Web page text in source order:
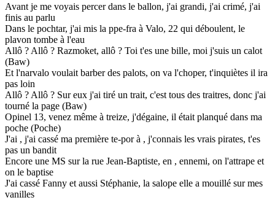
Avant je me voyais percer dans le ballon, j'ai grandi, j'ai crimé, j'ai
finis au parlu
Dans le pochtar, j'ai mis la ppe-fra à Valo, 22 qui déboulent, le
plavon tombe à l'eau
Allô ? Allô ? Razmoket, allô ? Toi t'es une bille, moi j'suis un calot
(Baw)
Et l'narvalo voulait barber des palots, on va l'choper, t'inquiètes il ira
pas loin
Allô ? Allô ? Sur eux j'ai tiré un trait, c'est tous des traitres, donc j'ai
tourné la page (Baw)
Opinel 13, venez même à treize, j'dégaine, il était planqué dans ma
poche (Poche)
J'ai , j'ai cassé ma première te-por à , j'connais les vrais pirates, t'es
pas un bandit
Encore une MS sur la rue Jean-Baptiste, en , ennemi, on l'attrape et
on le baptise
J'ai cassé Fanny et aussi Stéphanie, la salope elle a mouillé sur mes
vanilles